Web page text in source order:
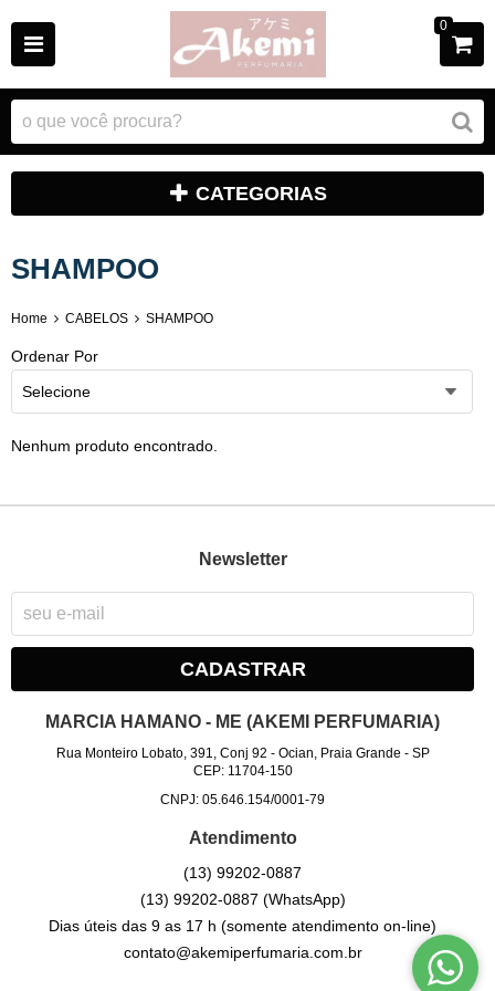
0
CATEGORIAS
SHAMPOO
Home CABELOS SHAMPOO
Ordenar Por
Selecione
Nenhum produto encontrado.
Newsletter
CADASTRAR
MARCIA HAMANO - ME (AKEMI PERFUMARIA)
Rua Monteiro Lobato, 391, Conj 92 - Ocian, Praia Grande - SP
CEP: 11704-150
CNPJ: 05.646.154/0001-79
Atendimento
(13) 99202-0887
(13) 99202-0887 (WhatsApp)
Dias úteis das 9 as 17 h (somente atendimento on-line)
contato@akemiperfumaria.com.br